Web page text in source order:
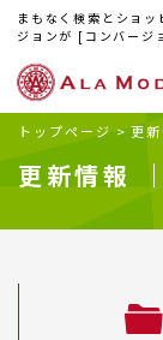
まもなく検索とショ
ジョンが [コンバージ
トップページ > 更
更新情報 ｜